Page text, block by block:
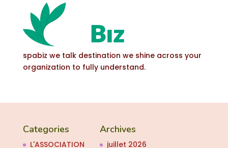
spabiz we talk destination we shine across your
organization to fully understand.
Categories
L'ASSOCIATION
Archives
juillet 2026